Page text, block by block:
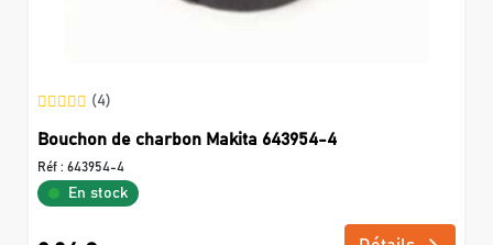
(4)
Bouchon de charbon Makita 643954-4
Réf : 643954-4
En stock